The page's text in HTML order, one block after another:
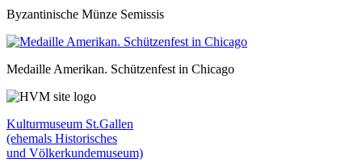
Byzantinische Münze Semissis
Medaille Amerikan. Schützenfest in Chicago
Kulturmuseum St.Gallen
(ehemals Historisches
und Völkerkundemuseum)